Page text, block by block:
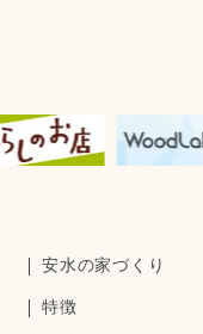
安水の家づくり
特徴